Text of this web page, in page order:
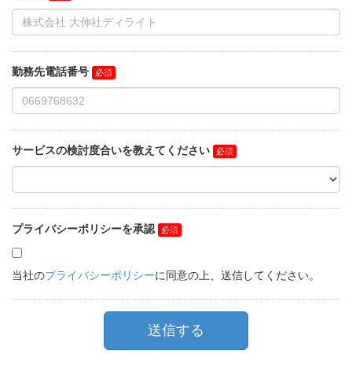
勤務先電話番号
サービスの検討度合いを教えてください
プライバシーポリシーを承認
当社のプライバシーポリシーに同意の上、送信してください。